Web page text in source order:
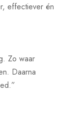
effectiever én
Zo waar
Daarna